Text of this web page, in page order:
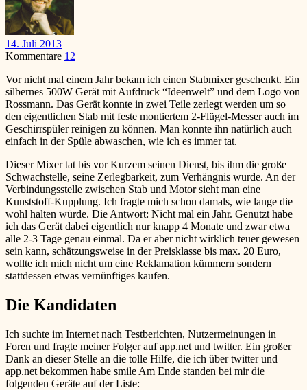
14. Juli 2013
Kommentare 12
Vor nicht mal einem Jahr bekam ich einen Stabmixer geschenkt. Ein
silbernes 500W Gerät mit Aufdruck “Ideenwelt” und dem Logo von
Rossmann. Das Gerät konnte in zwei Teile zerlegt werden um so
den eigentlichen Stab mit feste montiertem 2-Flügel-Messer auch im
Geschirrspüler reinigen zu können. Man konnte ihn natürlich auch
einfach in der Spüle abwaschen, wie ich es immer tat.
Dieser Mixer tat bis vor Kurzem seinen Dienst, bis ihm die große
Schwachstelle, seine Zerlegbarkeit, zum Verhängnis wurde. An der
Verbindungsstelle zwischen Stab und Motor sieht man eine
Kunststoff-Kupplung. Ich fragte mich schon damals, wie lange die
wohl halten würde. Die Antwort: Nicht mal ein Jahr. Genutzt habe
ich das Gerät dabei eigentlich nur knapp 4 Monate und zwar etwa
alle 2-3 Tage genau einmal. Da er aber nicht wirklich teuer gewesen
sein kann, schätzungsweise in der Preisklasse bis max. 20 Euro,
wollte ich mich nicht um eine Reklamation kümmern sondern
stattdessen etwas vernünftiges kaufen.
Die Kandidaten
Ich suchte im Internet nach Testberichten, Nutzermeinungen in
Foren und fragte meiner Folger auf app.net und twitter. Ein großer
Dank an dieser Stelle an die tolle Hilfe, die ich über twitter und
app.net bekommen habe smile Am Ende standen bei mir die
folgenden Geräte auf der Liste: